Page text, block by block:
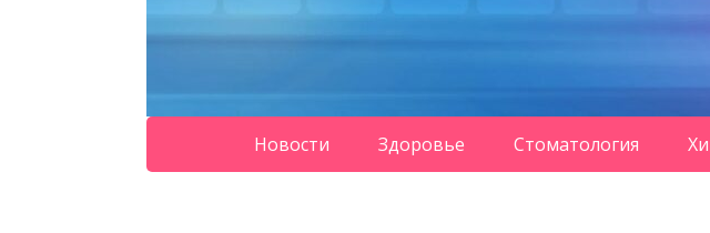
Новости Здоровье Стоматология